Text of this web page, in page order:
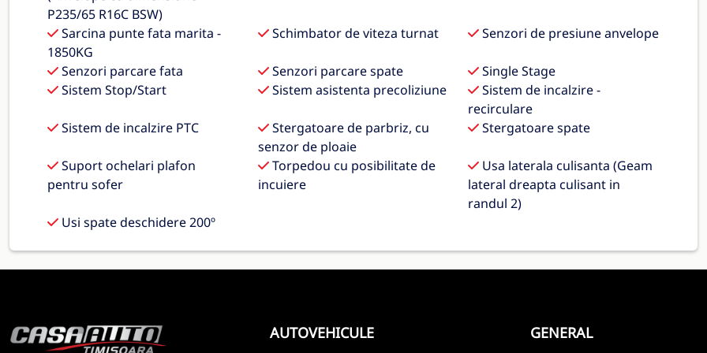
P235/65 R16C BSW)
Sarcina punte fata marita -
1850KG
Schimbator de viteza turnat Senzori de presiune anvelope
Senzori parcare fata Senzori parcare spate
Single Stage
Sistem Stop/Start
Sistem asistenta precoliziune
Sistem de incalzire -
recirculare
Sistem de incalzire PTC
Stergatoare de parbriz, cu
senzor de ploaie
Stergatoare spate
Suport ochelari plafon
pentru sofer
Torpedou cu posibilitate de
incuiere
Usa laterala culisanta (Geam
lateral dreapta culisant in
randul 2)
Usi spate deschidere 200º
AUTOVEHICULE GENERAL